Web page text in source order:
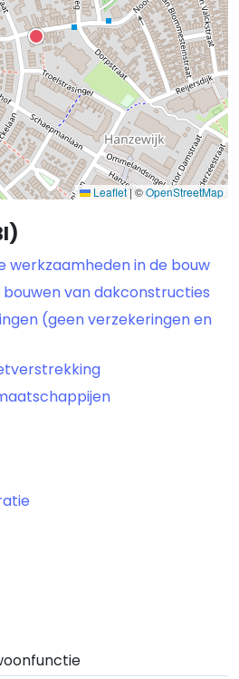
Leaflet|©OpenStreetMap
werkzaamheden in de bouw
bouwen van dakconstructies
(geen verzekeringen en